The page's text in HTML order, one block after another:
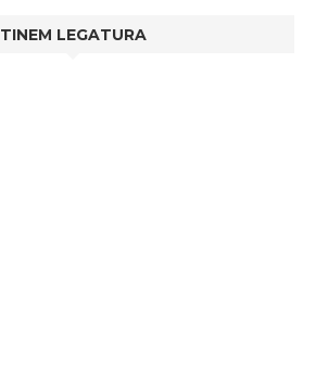
TINEM LEGATURA